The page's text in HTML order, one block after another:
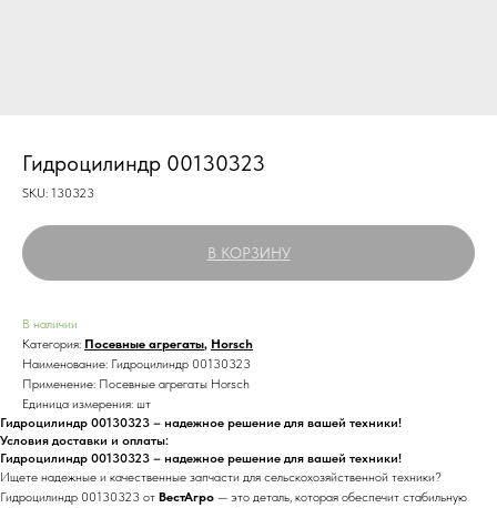
Гидроцилиндр 00130323
SKU: 130323
В КОРЗИНУ
В наличии
Категория: Посевные агрегаты, Horsch
Наименование: Гидроцилиндр 00130323
Применение: Посевные агрегаты Horsch
Единица измерения: шт
Гидроцилиндр 00130323 – надежное решение для вашей техники!
Условия доставки и оплаты:
Гидроцилиндр 00130323 – надежное решение для вашей техники!
Ищете надежные и качественные запчасти для сельскохозяйственной техники?
Гидроцилиндр 00130323 от ВестАгро — это деталь, которая обеспечит стабильную